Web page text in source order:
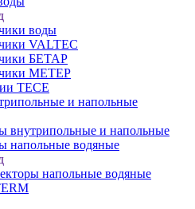
воды
VALTEC
БЕТАР
МЕТЕР
TECE
и напольные
внутрипольные и напольные
напольные водяные
напольные водяные